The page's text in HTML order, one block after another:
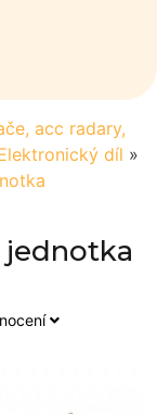
acc radary,
díl »
jednotka